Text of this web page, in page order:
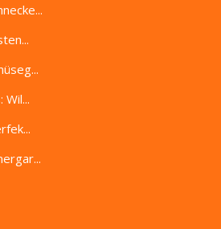
Wil...